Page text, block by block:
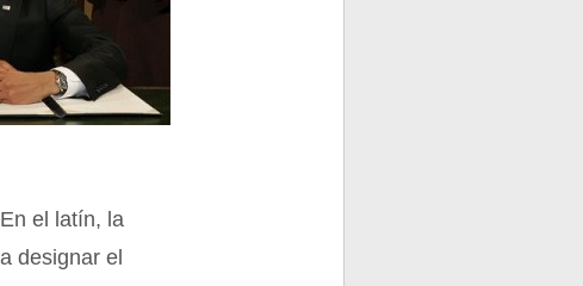
el latín, la
designar el